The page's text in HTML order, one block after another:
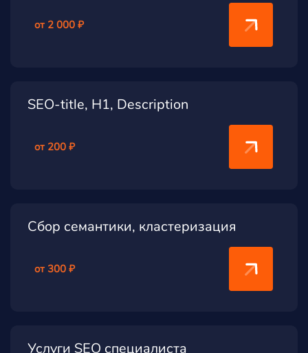
от 2 000 ₽
SEO-title, H1, Description
от 200 ₽
Сбор семантики, кластеризация
от 300 ₽
Услуги SEO специалиста